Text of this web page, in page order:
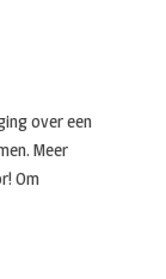
over een
Meer
Om